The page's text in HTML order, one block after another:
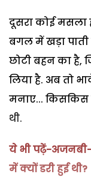
दूसरा कोई मसला
बगल में खड़ा
छोटी बहन का है,
लिया है. अब तो
मनाए... किसकिस
थी.
ये भी पढ़ें-
में क्यों डरी हुई थी?